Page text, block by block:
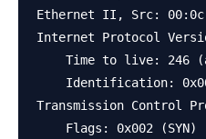
Ethernet II, Src:
Internet Protocol
Time to live: 246
Identification:
Transmission Control
    Flags: 0x002 (SYN)